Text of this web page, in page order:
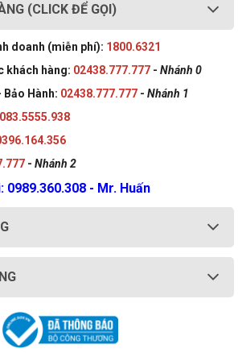
x 0.86-1.05 inches)
kg
Trung Quốc
(CLICK ĐỂ GỌI)
doanh (miễn phí): 1800.6321
khách hàng: 02438.777.777 - Nhánh 0
Hành: 02438.777.777 - Nhánh 1
083.5555.938
- Nhánh 2
0989.360.308 - Mr. Huấn